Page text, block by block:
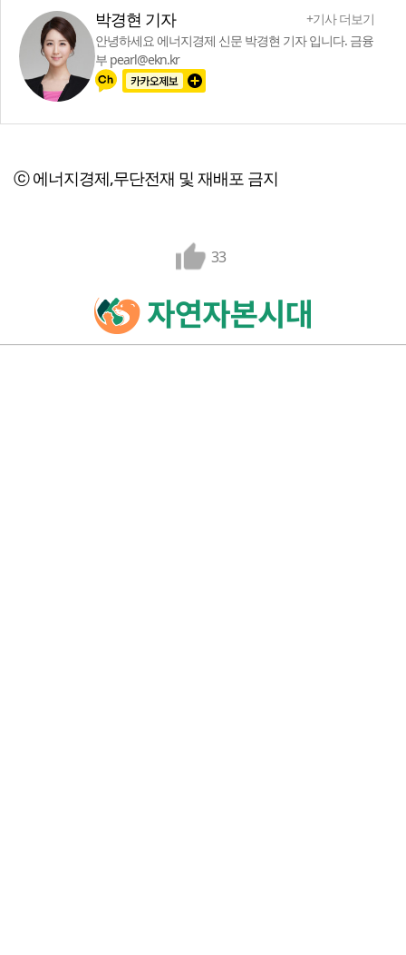
박경현 기자
+기사 더보기
안녕하세요 에너지경제 신문 박경현 기자 입니다. 금융
부 pearl@ekn.kr
ⓒ 에너지경제,무단전재 및 재배포 금지
33